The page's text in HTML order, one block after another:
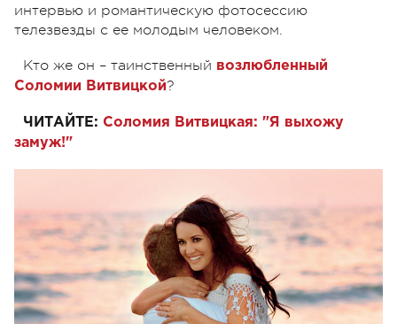
интервью и романтическую фотосессию
телезвезды с ее молодым человеком.
Кто же он – таинственный возлюбленный
Соломии Витвицкой?
ЧИТАЙТЕ: Соломия Витвицкая: "Я выхожу
замуж!"